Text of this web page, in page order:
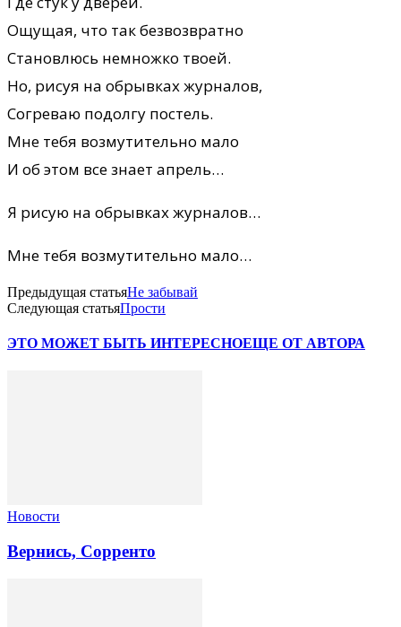
Ощущая, что так безвозвратно
Становлюсь немножко твоей.
Но, рисуя на обрывках журналов,
Согреваю подолгу постель.
Мне тебя возмутительно мало
И об этом все знает апрель…
Я рисую на обрывках журналов…
Мне тебя возмутительно мало…
Предыдущая статьяНе забывай
Следующая статьяПрости
ЭТО МОЖЕТ БЫТЬ ИНТЕРЕСНОЕЩЕ ОТ АВТОРА
Новости
Вернись, Сорренто